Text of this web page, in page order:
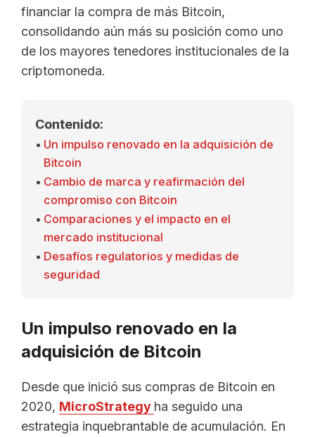
financiar la compra de más Bitcoin,
consolidando aún más su posición como uno
de los mayores tenedores institucionales de la
criptomoneda.
Contenido:
Un impulso renovado en la adquisición de
Bitcoin
Cambio de marca y reafirmación del
compromiso con Bitcoin
Comparaciones y el impacto en el
mercado institucional
Desafíos regulatorios y medidas de
seguridad
Un impulso renovado en la
adquisición de Bitcoin
Desde que inició sus compras de Bitcoin en
2020, MicroStrategy ha seguido una
estrategia inquebrantable de acumulación. En